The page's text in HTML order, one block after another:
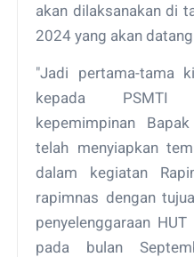
akan dilaksanakan di
2024 yang akan
"Jadi pertama-tama
kepada PSMTI
kepemimpinan
telah menyiapkan
dalam kegiatan
rapimnas dengan
penyelenggaraan
pada bulan